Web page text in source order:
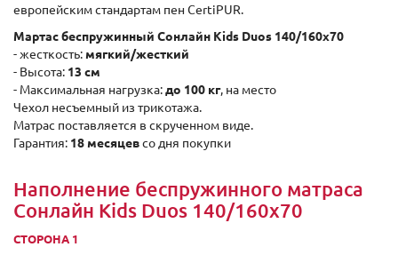
европейским стандартам пен CertiPUR.
Мартас беспружинный Сонлайн Kids Duos 140/160x70
- жесткость:мягкий/жесткий
- Высота: 13 см
- Максимальная нагрузка:до 100 кг, на место
Чехол несъемный из трикотажа.
Матрас поставляется в скрученном виде.
Гарантия: 18 месяцевсо дня покупки
Наполнение беспружинного матраса
Сонлайн Kids Duos 140/160x70
СТОРОНА 1